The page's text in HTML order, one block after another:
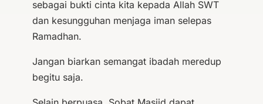
sebagai bukti cinta kita kepada Allah SWT
dan kesungguhan menjaga iman selepas
Ramadhan.
Jangan biarkan semangat ibadah meredup
begitu saja.